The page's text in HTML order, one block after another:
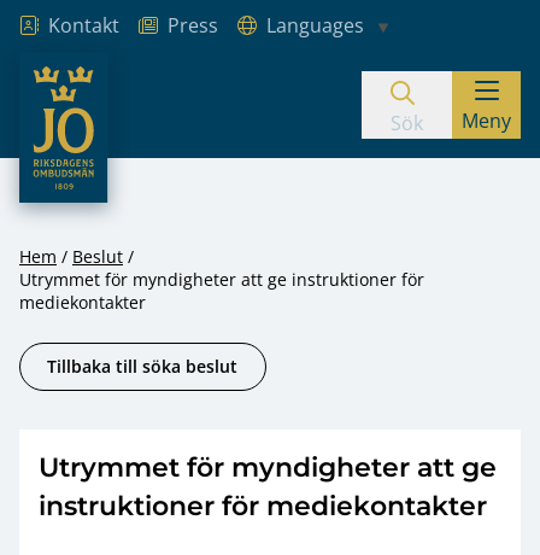
Hoppa till innehåll
Kontakt Press
Languages
JO – Riksdagens Ombudsmän
Sök Meny
Hem
Beslut
Utrymmet för myndigheter att ge instruktioner för
mediekontakter
Tillbaka till söka beslut
Utrymmet för myndigheter att ge
instruktioner för mediekontakter